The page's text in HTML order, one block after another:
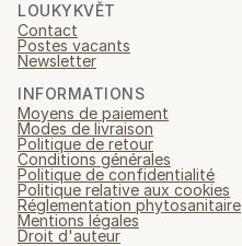
LOUKYKVĚT
Contact
Postes vacants
Newsletter
INFORMATIONS
Moyens de paiement
Modes de livraison
Politique de retour
Conditions générales
Politique de confidentialité
Politique relative aux cookies
Réglementation phytosanitaire
Mentions légales
Droit d'auteur